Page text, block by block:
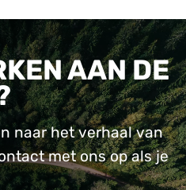
AAN DE
naar het verhaal van
met ons op als je